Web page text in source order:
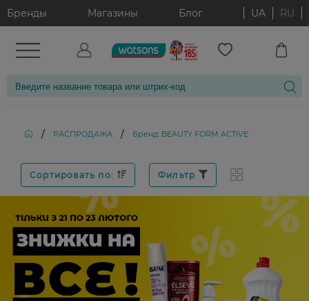
Бренды Магазины Блог UA RU
/ РАСПРОДАЖА / Бренд: BEAUTY FORM ACTIVE
Сортировать по: Фильтр